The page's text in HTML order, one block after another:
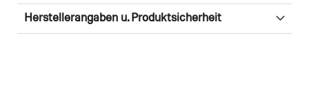
Herstellerangaben u. Produktsicherheit